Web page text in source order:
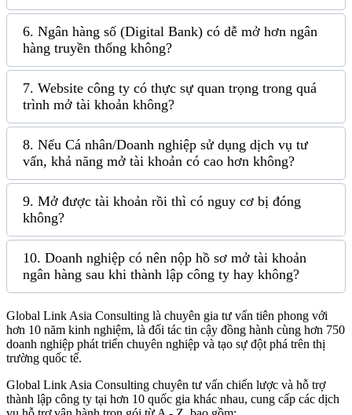
6. Ngân hàng số (Digital Bank) có dễ mở hơn ngân
hàng truyền thống không?
7. Website công ty có thực sự quan trọng trong quá
trình mở tài khoản không?
8. Nếu Cá nhân/Doanh nghiệp sử dụng dịch vụ tư
vấn, khả năng mở tài khoản có cao hơn không?
9. Mở được tài khoản rồi thì có nguy cơ bị đóng
không?
10. Doanh nghiệp có nên nộp hồ sơ mở tài khoản
ngân hàng sau khi thành lập công ty hay không?
Global Link Asia Consulting là chuyên gia tư vấn tiên phong với
hơn 10 năm kinh nghiệm, là đối tác tin cậy đồng hành cùng hơn 750
doanh nghiệp phát triển chuyên nghiệp và tạo sự đột phá trên thị
trường quốc tế.
Global Link Asia Consulting chuyên tư vấn chiến lược và hỗ trợ
thành lập công ty tại hơn 10 quốc gia khác nhau, cung cấp các dịch